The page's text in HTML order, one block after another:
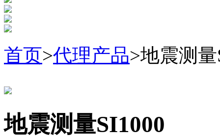
首页>代理产品>地震测
地震测量SI1000